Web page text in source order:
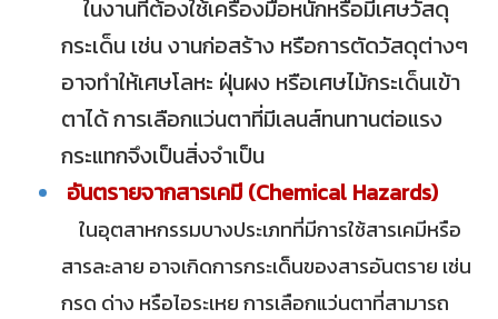
ในงานที่ต้องใช้เครื่องมือหนักหรือมีเศษวัสดุ
กระเด็น เช่น งานก่อสร้าง หรือการตัดวัสดุต่างๆ
อาจทำให้เศษโลหะ ฝุ่นผง หรือเศษไม้กระเด็นเข้า
ตาได้ การเลือกแว่นตาที่มีเลนส์ทนทานต่อแรง
กระแทกจึงเป็นสิ่งจำเป็น
อันตรายจากสารเคมี (Chemical Hazards)
ในอุตสาหกรรมบางประเภทที่มีการใช้สารเคมีหรือ
สารละลาย อาจเกิดการกระเด็นของสารอันตราย เช่น
กรด ด่าง หรือไอระเหย การเลือกแว่นตาที่สามารถ